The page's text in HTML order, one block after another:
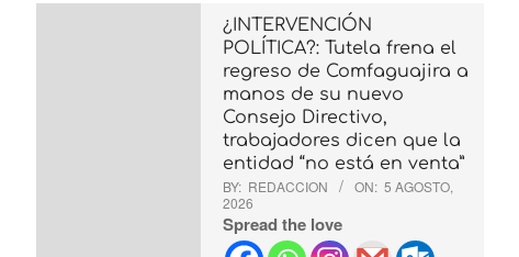
¿INTERVENCIÓN
POLÍTICA?: Tutela frena el
regreso de Comfaguajira a
manos de su nuevo
Consejo Directivo,
trabajadores dicen que la
entidad “no está en venta”
BY: REDACCION ON: 5 AGOSTO,
2026
Spread the love